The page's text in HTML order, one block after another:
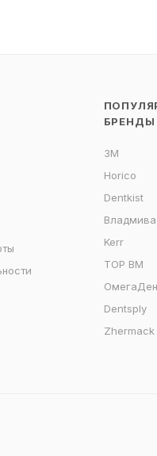
БРЕНДЫ
3M
Horico
Dentkist
Владмива
Kerr
ТОР ВМ
Dentsply
Zhermack